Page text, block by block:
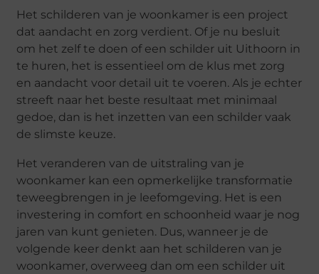
Het schilderen van je woonkamer is een project
dat aandacht en zorg verdient. Of je nu besluit
om het zelf te doen of een schilder uit Uithoorn in
te huren, het is essentieel om de klus met zorg
en aandacht voor detail uit te voeren. Als je echter
streeft naar het beste resultaat met minimaal
gedoe, dan is het inzetten van een schildervaak
de slimste keuze.
Het veranderen van de uitstraling van je
woonkamer kan een opmerkelijke transformatie
teweegbrengen in je leefomgeving. Het is een
investering in comfort en schoonheid waar je nog
jaren van kunt genieten. Dus, wanneer je de
volgende keer denkt aan het schilderen van je
woonkamer, overweeg dan om een schilder uit